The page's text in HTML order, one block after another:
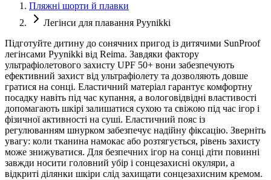
Пляжні шорти й плавки
Легінси для плавання Pyynikki
Підготуйте дитину до сонячних пригод із дитячими SunProof
легінсами Pyynikki від Reima. Завдяки фактору
ультрафіолетового захисту UPF 50+ вони забезпечують
ефективний захист від ультрафіолету та дозволяють довше
гратися на сонці. Еластичний матеріал гарантує комфортну
посадку навіть під час купання, а вологовідвідні властивості
допомагають шкірі залишатися сухою та свіжою під час ігор і
фізичної активності на суші. Еластичний пояс із
регулюванням шнурком забезпечує надійну фіксацію. Зверніть
увагу: коли тканина намокає або розтягується, рівень захисту
може знижуватися. Для безпечних ігор на сонці діти повинні
завжди носити головний убір і сонцезахисні окуляри, а
відкриті ділянки шкіри слід захищати сонцезахисним кремом.